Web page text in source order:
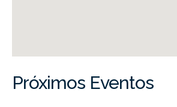
Próximos Eventos